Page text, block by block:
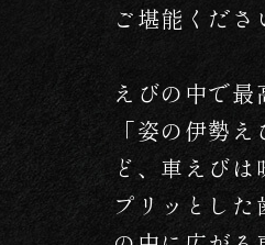
ご堪能くださ
えびの中で最
「姿の伊勢
ど、車えびは
プリッとし